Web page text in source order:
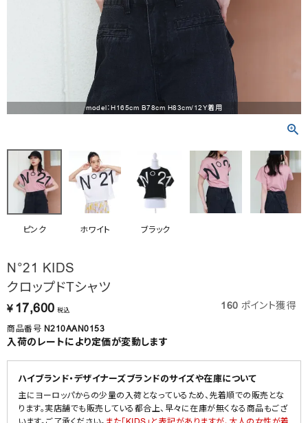
はじめてご利用の方へ
お問い合わせ
model：H165cm B78cm H83cm/12Y着用
ピンク ホワイト ブラック
N°21 KIDS
クロップドTシャツ
¥ 17,600 税込 160 ポイント獲得
商品番号 N210AAN0153
入荷のレートにより定価が変動します
ハイブランド・デザイナーズブランドのサイズや在庫について
主にヨーロッパからの少量の入荷となっているため、先着順での販売とな
ります。実店舗でも販売している都合上、早々に在庫が無くなる商品もござ